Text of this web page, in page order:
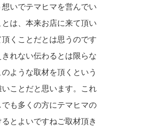
いでテマヒマを営んでい
は、 本来お店に来て頂い
くこ とだとは思うのです
れない伝わるとは限らな
ような取材を頂くという
ことだと思います。これ
も多くの方にテマヒマの
とよいですねご取材頂き